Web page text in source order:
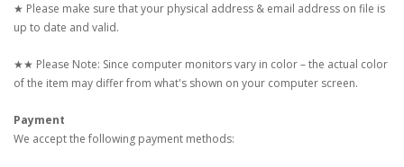
★ Please make sure that your physical address & email address on file is
up to date and valid.
★★ Please Note: Since computer monitors vary in color – the actual color
of the item may differ from what's shown on your computer screen.
Payment
We accept the following payment methods: